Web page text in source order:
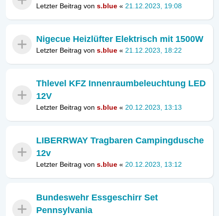
Letzter Beitrag von s.blue « 21.12.2023, 19:08
Nigecue Heizlüfter Elektrisch mit 1500W
Letzter Beitrag von s.blue « 21.12.2023, 18:22
Thlevel KFZ Innenraumbeleuchtung LED
12V
Letzter Beitrag von s.blue « 20.12.2023, 13:13
LIBERRWAY Tragbaren Campingdusche
12v
Letzter Beitrag von s.blue « 20.12.2023, 13:12
Bundeswehr Essgeschirr Set
Pennsylvania